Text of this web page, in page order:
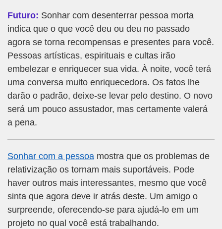
Futuro: Sonhar com desenterrar pessoa morta
indica que o que você deu ou deu no passado
agora se torna recompensas e presentes para você.
Pessoas artísticas, espirituais e cultas irão
embelezar e enriquecer sua vida. À noite, você terá
uma conversa muito enriquecedora. Os fatos lhe
darão o padrão, deixe-se levar pelo destino. O novo
será um pouco assustador, mas certamente valerá
a pena.
Sonhar com a pessoa mostra que os problemas de
relativização os tornam mais suportáveis. Pode
haver outros mais interessantes, mesmo que você
sinta que agora deve ir atrás deste. Um amigo o
surpreende, oferecendo-se para ajudá-lo em um
projeto no qual você está trabalhando.